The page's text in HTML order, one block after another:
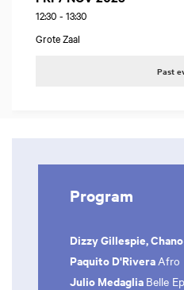
12:30 - 13:30
Grote Zaal
Past
Program
Dizzy Gillespie,
Paquito D'RiveraAfro
Julio Medaglia Belle